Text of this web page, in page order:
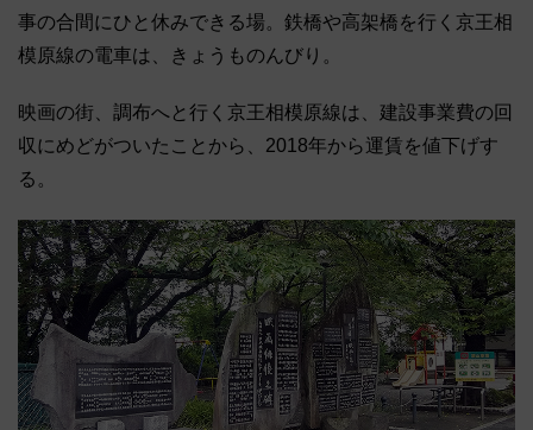
事の合間にひと休みできる場。鉄橋や高架橋を行く京王相
模原線の電車は、きょうものんびり。
映画の街、調布へと行く京王相模原線は、建設事業費の回
収にめどがついたことから、2018年から運賃を値下げす
る。